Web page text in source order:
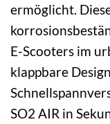
ermöglicht.
E-Scooters im
klappbare
SO2 AIR in